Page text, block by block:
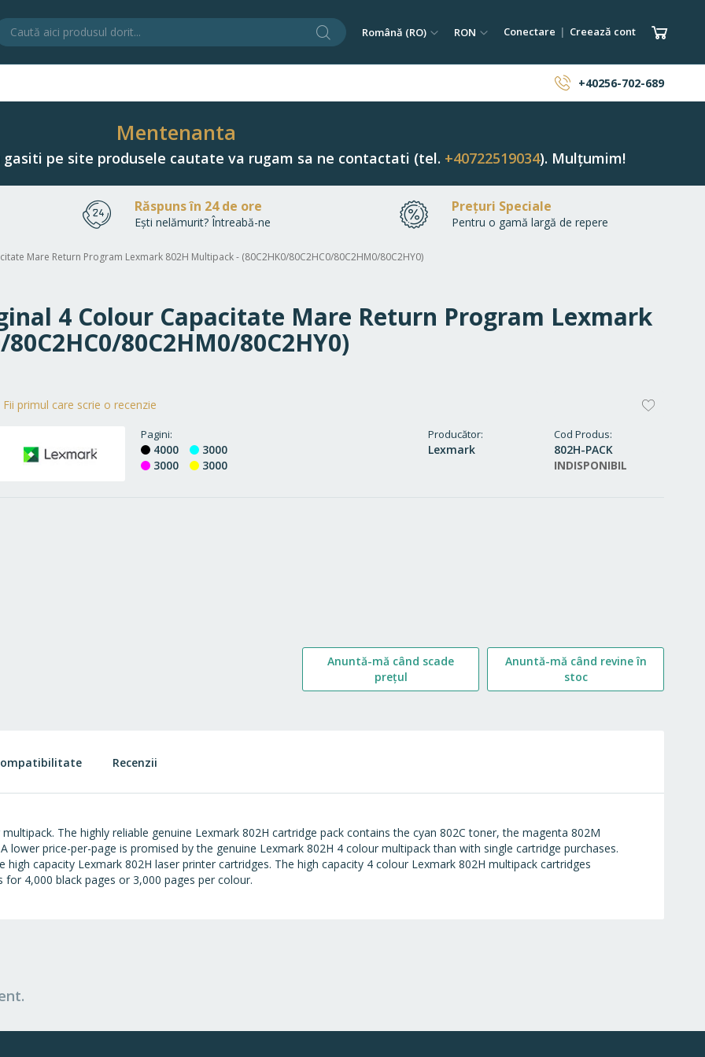
CăutareLimba
Română (RO) Monedă
RON Conectare Creează cont Coșul
+40256-702-689
Mentenanta
pe site produsele cautate va rugam sa ne contactati (tel. +40722519034). Mulțumim!
Răspuns în 24 de ore
Ești nelămurit? Întreabă-ne
Prețuri Speciale
Pentru o gamă largă de repere
Mare Return Program Lexmark 802H Multipack - (80C2HK0/80C2HC0/80C2HM0/80C2HY0)
4 Colour Capacitate Mare Return Program Lexmark
80C2HM0/80C2HY0)
Producător
Lexmark
Cod Produs
802H-PACK
INDISPONIBIL
Fii primul care scrie o recenzie
Pagini
4000
3000
3000
3000
Anuntă-mă când scade
prețul
Anuntă-mă când revine în
stoc
The highly reliable genuine Lexmark 802H cartridge pack contains the cyan 802C toner, the magenta 802M
lower price-per-page is promised by the genuine Lexmark 802H 4 colour multipack than with single cartridge purchases.
capacity Lexmark 802H laser printer cartridges. The high capacity 4 colour Lexmark 802H multipack cartridges
4,000 black pages or 3,000 pages per colour.
Recenzii